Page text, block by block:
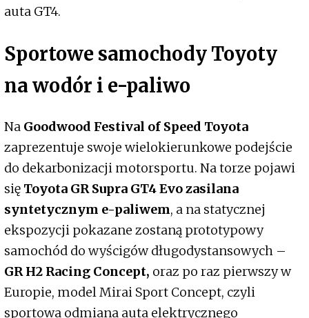
auta GT4.
Sportowe samochody Toyoty
na wodór i e-paliwo
Na Goodwood Festival of Speed Toyota
zaprezentuje swoje wielokierunkowe podejście
do dekarbonizacji motorsportu. Na torze pojawi
się Toyota GR Supra GT4 Evozasilana
syntetycznym e-paliwem, a na statycznej
ekspozycji pokazane zostaną prototypowy
samochód do wyścigów długodystansowych –
GR H2 Racing Concept, oraz po raz pierwszy w
Europie, model Mirai Sport Concept, czyli
sportowa odmiana auta elektrycznego